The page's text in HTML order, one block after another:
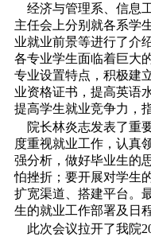
经济与管理系、信息
主任会上分别就各系学
业就业前景等进行了介
各专业学生面临着巨大
专业设置特点，积极建
业资格证书，提高英语
提高学生就业竞争力，
院长林炎志发表了重
度重视就业工作，认真
强分析，做好毕业生的
怕挫折；要开展对学生
扩宽渠道、搭建平台。
生的就业工作部署及日
此次会议拉开了我院